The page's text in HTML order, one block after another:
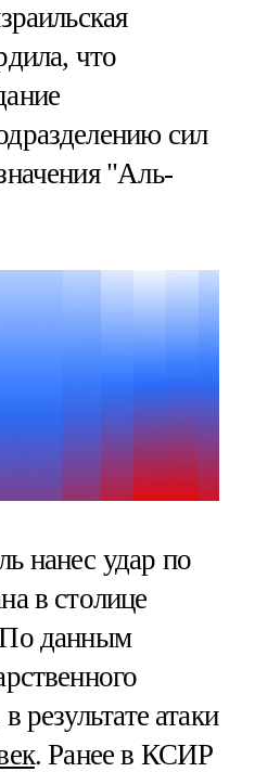
что
сил
"Аль-
нанес удар по
в столице
данным
результате атаки
. Ранее в КСИР